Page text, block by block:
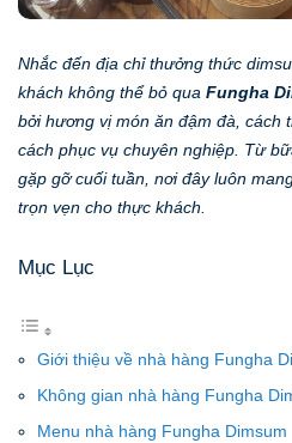
Nhắc đến địa chỉ thưởng thức
khách không thể bỏ qua Fungha
bởi hương vị món ăn đậm đà, cách
cách phục vụ chuyên nghiệp. Từ
gặp gỡ cuối tuần, nơi đây luôn
trọn vẹn cho thực khách.
Mục Lục
Giới thiệu về nhà hàng Fungha
Không gian nhà hàng Fungha
Menu nhà hàng Fungha Dimsum